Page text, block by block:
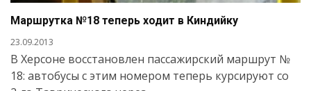
Маршрутка №18 теперь ходит в Киндийку
23.09.2013
В Херсоне восстановлен пассажирский маршрут №
18: автобусы с этим номером теперь курсируют со